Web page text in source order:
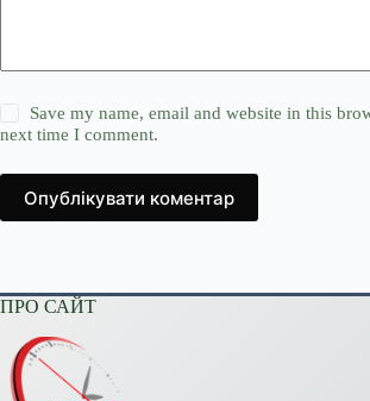
Save my name, email and website in this
next time I comment.
Опублікувати коментар
ПРО САЙТ